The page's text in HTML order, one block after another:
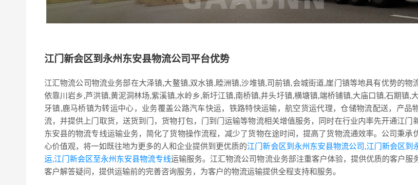
江门新会区到永州东安县物流公司平台优势
江汇物流公司物流业务部在大泽镇,大鳌镇,双水镇,睦洲镇,沙堆镇,司前镇,会城街道,崖门镇等地具有优势的物
依靠川岩乡,芦洪镇,黄泥洞林场,紫溪镇,水岭乡,新圩江镇,南桥镇,井头圩镇,横塘镇,端桥铺镇,大庙口镇,石期镇,
牙镇,鹿马桥镇为转运中心，业务覆盖公路汽车快运，铁路特快运输，航空货运代理，仓储物流配送，产品
流，并提供上门取货，送货到门，货物打包，门到门运输等物流相关增值服务，同时在行业内率先开通江门
东安县的物流专线运输业务，简化了货物操作流程，减少了货物在途时间，提高了货物流通效率。公司秉承
心价值观，将一如既往地为更多的人和企业提供到更优质的江门新会区到永州东安县物流公司,江门新会区到
运,江门新会区至永州东安县物流专线运输服务。江汇物流公司物流业务部注重客户体验，提供优质的客户服
客户解答疑问，提供运输前的完善咨询服务，为客户的物流运输提供全程支持和服务。